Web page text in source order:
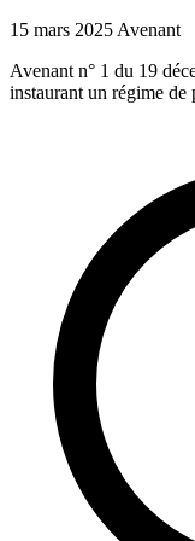
15 mars 2025 Avenant
Avenant n° 1 du 19
instaurant un régime de